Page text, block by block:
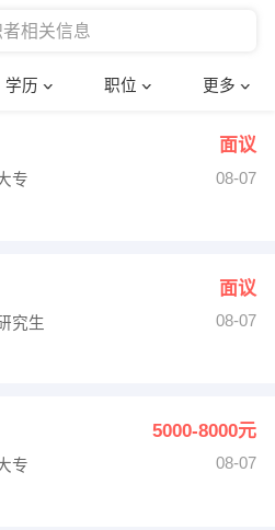
学历 职位 更多
确定
面议
专
08-07
面议
究生
08-07
5000-8000元
专
08-07